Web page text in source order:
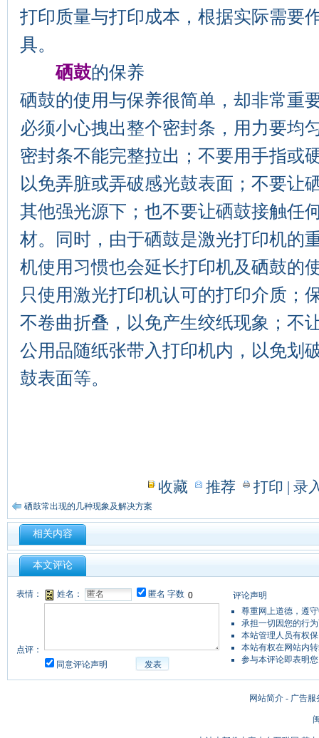
打印质量与打印成本，根据实际需要
具。
硒鼓的保养
硒鼓的使用与保养很简单，却非常重
必须小心拽出整个密封条，用力要均
密封条不能完整拉出；不要用手指或
以免弄脏或弄破感光鼓表面；不要让
其他强光源下；也不要让硒鼓接触任
材。同时，由于硒鼓是激光打印机的
机使用习惯也会延长打印机及硒鼓的
只使用激光打印机认可的打印介质；
不卷曲折叠，以免产生绞纸现象；不
公用品随纸张带入打印机内，以免划
鼓表面等。
收藏 推荐 打印 | 录
硒鼓常出现的几种现象及解决方案
相关内容
本文评论
表情： 姓名： 匿名 字数
点评：
同意评论声明
发表
评论声明
尊重网上道德，遵
承担一切因您的行
本站管理人员有权
本站有权在网站内
参与本评论即表明
网站简介 - 广告